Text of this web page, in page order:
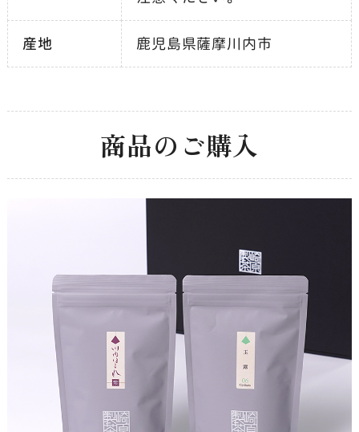
産地 鹿児島県薩摩川内市
商品のご購入